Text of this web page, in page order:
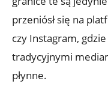
przeniósł się na
czy Instagram,
tradycyjnymi
płynne.